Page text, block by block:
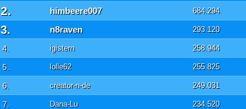
2. himbeere007 684.294
3. n8raven 293.120
4. igistern 258.944
5. lolle62 255.825
6. creator-n-de 249.031
7. Dana-Lu 234.520